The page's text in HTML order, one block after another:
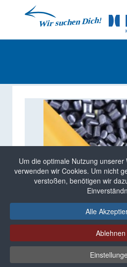
Um die optimale Nutzung
verwenden wir Cookies. Um nicht
verstoßen, benötigen wir
Alle
Ablehnen